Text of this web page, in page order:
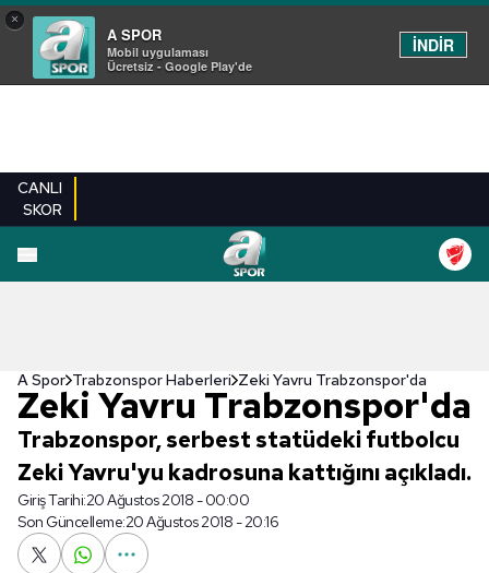
×
A SPOR
Mobil uygulaması
Ücretsiz - Google Play'de
İNDİR
CANLI
SKOR
A Spor Trabzonspor Haberleri Zeki Yavru Trabzonspor'da
Zeki Yavru Trabzonspor'da
Trabzonspor, serbest statüdeki futbolcu
Zeki Yavru'yu kadrosuna kattığını açıkladı.
Giriş Tarihi:20 Ağustos 2018 - 00:00
Son Güncelleme:20 Ağustos 2018 - 20:16